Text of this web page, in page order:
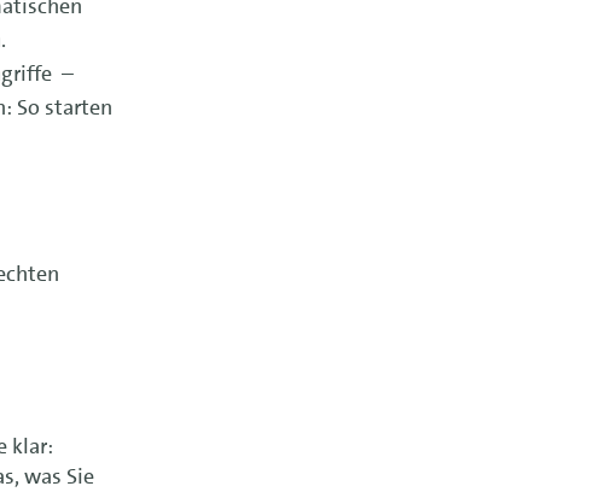
–
So starten
klar:
was Sie